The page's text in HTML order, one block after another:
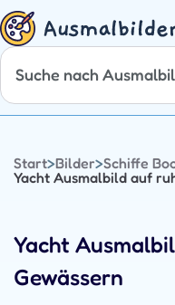
Zum
Inhalt
springen
Start>Bilder>Schiffe
Yacht Ausmalbild auf
Yacht
Gewässern